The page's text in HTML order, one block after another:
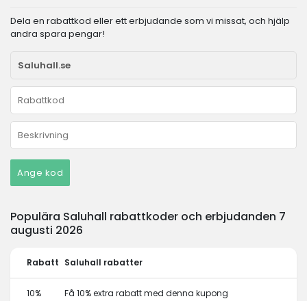
Dela en rabattkod eller ett erbjudande som vi missat, och hjälp
andra spara pengar!
Ange kod
Populära Saluhall rabattkoder och erbjudanden 7
augusti 2026
Rabatt Saluhall rabatter
10% Få 10% extra rabatt med denna kupong